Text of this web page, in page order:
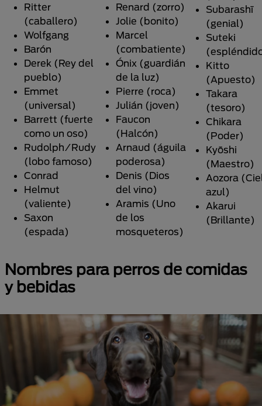
Ritter
(caballero)
Wolfgang
Barón
Derek (Rey del
pueblo)
Emmet
(universal)
Barrett (fuerte
como un oso)
Rudolph/Rudy
(lobo famoso)
Conrad
Helmut
(valiente)
Saxon
(espada)
Renard (zorro)
Jolie (bonito)
Marcel
(combatiente)
Ónix (guardián
de la luz)
Pierre (roca)
Julián (joven)
Faucon
(Halcón)
Arnaud (águila
poderosa)
Denis (Dios
del vino)
Aramis (Uno
de los
mosqueteros)
Subarashī
(genial)
Suteki
Kitto
(Apuesto)
Takara
(tesoro)
Chikara
(Poder)
Kyōshi
(Maestro)
Aozora
azul)
Akarui
(Brillante)
Nombres para perros de comidas
y bebidas